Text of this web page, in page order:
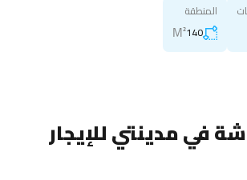
المنطقة
140
M²
في مدينتي للإيجار